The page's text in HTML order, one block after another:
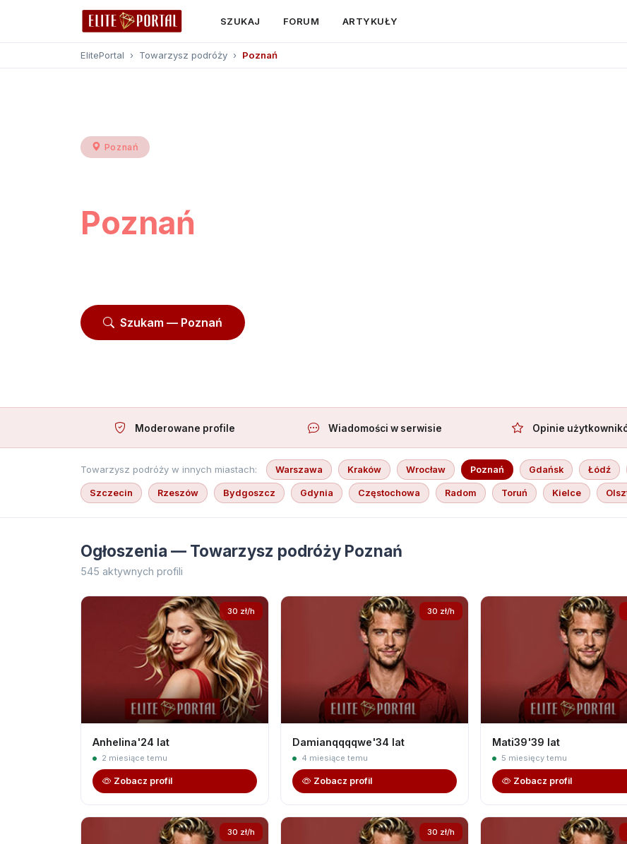
SZUKAJ FORUM ARTYKUŁY
ElitePortal › Towarzysz podróży › Poznań
Poznań
Poznań
Szukam — Poznań
Moderowane profile Wiadomości w serwisie Opinie
Towarzysz podróży w innych miastach: Warszawa Kraków Wrocław Poznań Gdańsk Łódź
Szczecin Rzeszów Bydgoszcz Gdynia Częstochowa Radom Toruń Kielce
Ogłoszenia — Towarzysz podróży Poznań
545 aktywnych profili
30 zł/h
Anhelina'24 lat
2 miesiące temu
Zobacz profil
30 zł/h
Damianqqqqwe'34 lat
4 miesiące temu
Zobacz profil
Mati39'39 lat
5 miesięcy temu
Zobacz profil
30 zł/h 30 zł/h